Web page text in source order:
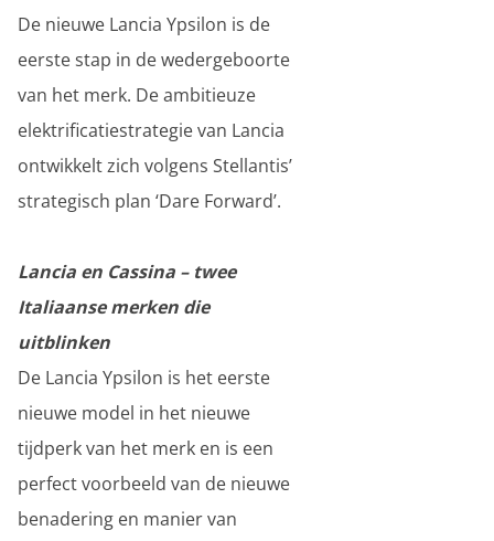
De nieuwe Lancia Ypsilon is de
eerste stap in de wedergeboorte
van het merk. De ambitieuze
elektrificatiestrategie van Lancia
ontwikkelt zich volgens Stellantis’
strategisch plan ‘Dare Forward’.
Lancia en Cassina – twee
Italiaanse merken die
uitblinken
De Lancia Ypsilon is het eerste
nieuwe model in het nieuwe
tijdperk van het merk en is een
perfect voorbeeld van de nieuwe
benadering en manier van